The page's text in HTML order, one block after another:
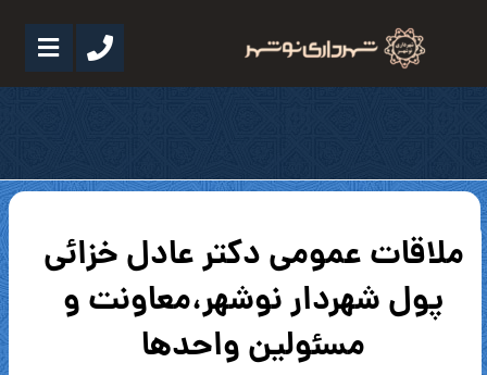
ملاقات عمومی دکتر عادل خزائی
پول شهردار نوشهر،معاونت و
مسئولین واحدها